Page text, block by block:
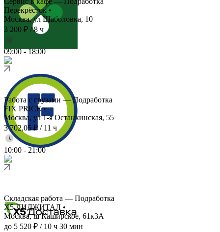
Перекрёсток•
Москва, ул Шаболовка, 10
3 200 ₽ /8 ч
09:00-18:00
Работа с грузами — Подработка
FIX PRICE•
Москва, ул 1-я Останкинская, 55
3 702,05 ₽ / 11 ч
10:00 - 21:00
Складская работа — Подработка
X5 ДИДЖИТАЛ •
Москва, ш Каширское, 61к3А
до 5 520 ₽ / 10 ч 30 мин